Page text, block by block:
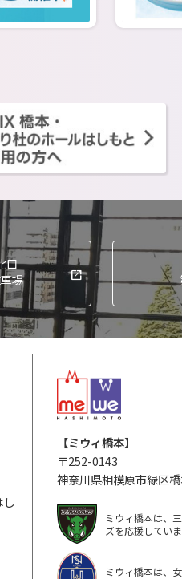
口
場
【ミウィ橋本】
〒252-0143
神奈川県相模原市緑区
ミウィ橋本は、
ズを応援していま
ミウィ橋本は、